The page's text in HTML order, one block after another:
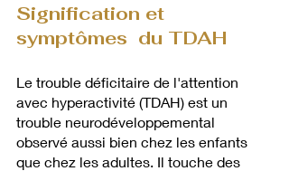
Signification et
symptômes  du TDAH
Le trouble déficitaire de l'attention
avec hyperactivité (TDAH) est un
trouble neurodéveloppemental
observé aussi bien chez les enfants
que chez les adultes. Il touche des